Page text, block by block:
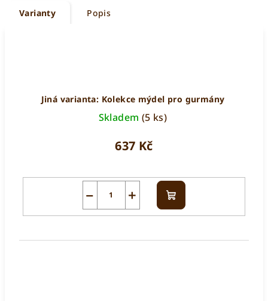
Varianty Popis
Jiná varianta: Kolekce mýdel pro gurmány
Skladem (5 ks)
637 Kč
+
− Do
košíku